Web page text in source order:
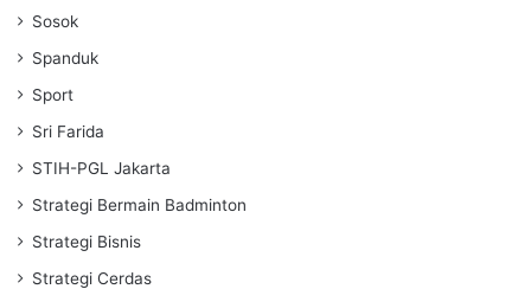
Sosok
Spanduk
Sport
Sri Farida
STIH-PGL Jakarta
Strategi Bermain Badminton
Strategi Bisnis
Strategi Cerdas